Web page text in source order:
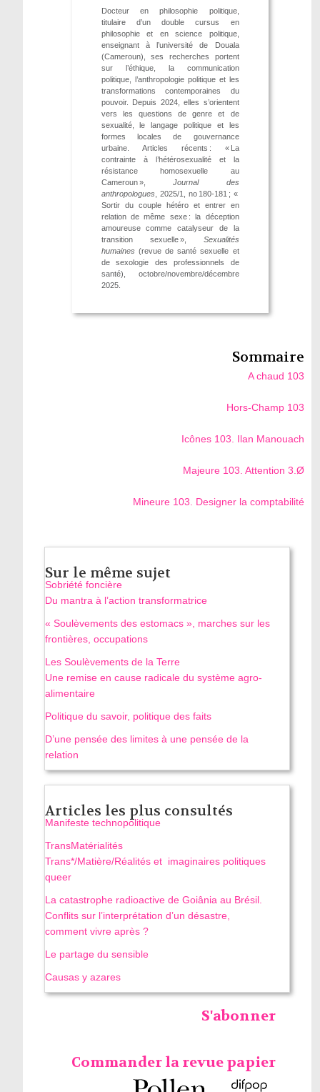
Docteur en philosophie politique,
titulaire d’un double cursus en
philosophie et en science politique,
enseignant à l’université de Douala
(Cameroun), ses recherches portent
sur l’éthique, la communication
politique, l’anthropologie politique et les
transformations contemporaines du
pouvoir. Depuis 2024, elles s’orientent
vers les questions de genre et de
sexualité, le langage politique et les
formes locales de gouvernance
urbaine. Articles récents : « La
contrainte à l’hétérosexualité et la
résistance homosexuelle au
Cameroun »,Journal des
anthropologues, 2025/1, no 180-181 ; «
Sortir du couple hétéro et entrer en
relation de même sexe : la déception
amoureuse comme catalyseur de la
transition sexuelle », Sexualités
humaines(revue de santé sexuelle et
de sexologie des professionnels de
santé), octobre/novembre/décembre
2025.
Sommaire
A chaud 103
Hors-Champ 103
Icônes 103. Ilan Manouach
Majeure 103. Attention 3.Ø
Mineure 103. Designer la comptabilité
Sur le même sujet
Sobriété foncière
Du mantra à l’action transformatrice
« Soulèvements des estomacs », marches sur les
frontières, occupations
Les Soulèvements de la Terre
Une remise en cause radicale du système agro-
alimentaire
Politique du savoir, politique des faits
D’une pensée des limites à une pensée de la
relation
Articles les plus consultés
Manifeste technopolitique
TransMatérialités
Trans*/Matière/Réalités et imaginaires politiques
queer
La catastrophe radioactive de Goiânia au Brésil.
Conflits sur l’interprétation d’un désastre,
comment vivre après ?
Le partage du sensible
Causas y azares
S'abonner
Commander la revue papier